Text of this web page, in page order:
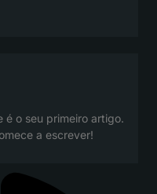
é o seu primeiro artigo.
a escrever!